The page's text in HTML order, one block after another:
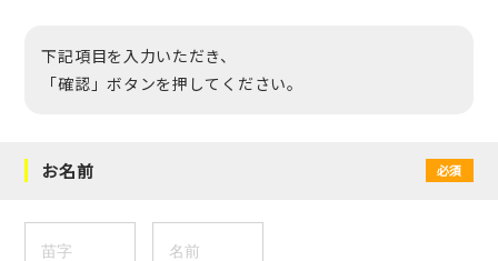
下記項目を入力いただき、
「確認」ボタンを押してください。
お名前 必須